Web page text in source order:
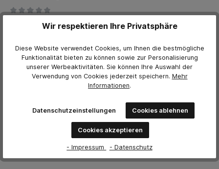
Bewerten Sie dieses Produkt!
Bewertung schreiben
Bewertungen nur in der aktuellen Sprache anzeigen.
mit anderen.
Wir respektieren Ihre Privatsphäre
Diese Website verwendet Cookies, um Ihnen die bestmögliche
Funktionalität bieten zu können sowie zur Personalisierung
unserer Werbeaktivitäten. Sie können Ihre Auswahl der
Verwendung von Cookies jederzeit speichern. Mehr
Informationen.
Datenschutzeinstellungen Cookies ablehnen
Cookies akzeptieren
- Impressum - Datenschutz